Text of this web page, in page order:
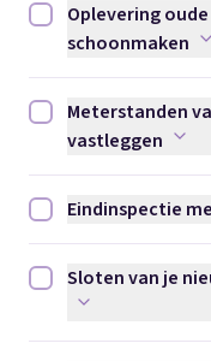
Oplevering oude
Oplevering
schoonmaken
Meterstanden van
Meterstanden
vastleggen
Eindinspectie met je
Eindinspectie
Sloten van je nieuwe
Sloten van je